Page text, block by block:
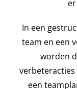
In een
team en een
worden
een